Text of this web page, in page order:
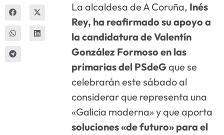
La alcaldesa de A Coruña, Inés
Rey, ha reafirmado su apoyo a
la candidatura de Valentín
González Formoso en las
primarias del PSdeGque se
celebrarán este sábado al
considerar que representa una
«Galicia moderna» y que aporta
soluciones «de futuro» para el